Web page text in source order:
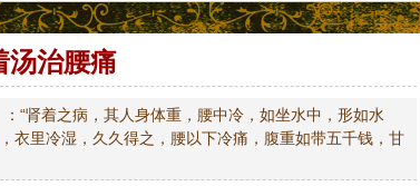
汤治腰痛
“肾着之病，其人身体重，腰中冷，如坐水中，形如水
衣里冷湿，久久得之，腰以下冷痛，腹重如带五千钱，甘